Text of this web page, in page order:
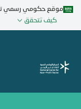
تجاوز
المحتوى
موقع حكومي رسمي
كيف تتحقق